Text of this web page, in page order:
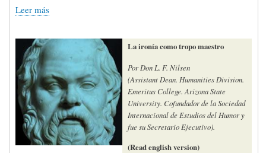
Leer más
La ironía como tropo maestro
Por Don L. F. Nilsen
(Assistant Dean. Humanities Division.
Emeritus College. Arizona State
University. Cofundador de la Sociedad
Internacional de Estudios del Humor y
fue su Secretario Ejecutivo).
(Read english version)